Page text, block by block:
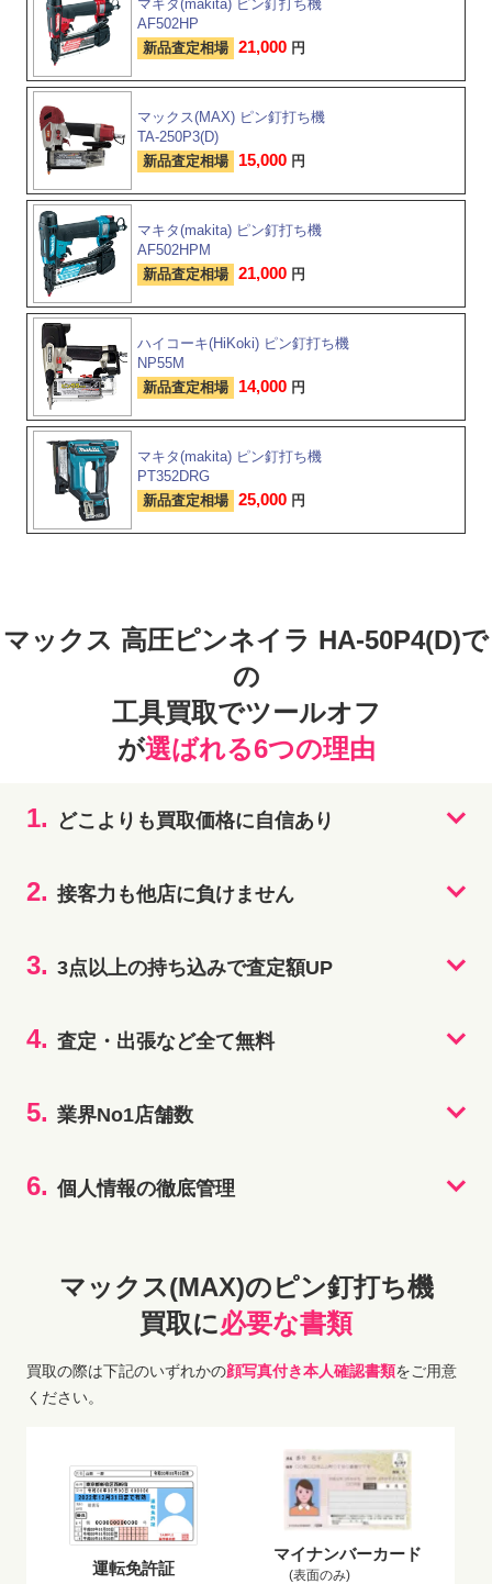
マキタ(makita) ピン釘打ち機
AF502HP
新品査定相場 21,000 円
マックス(MAX) ピン釘打ち機
TA-250P3(D)
新品査定相場 15,000 円
マキタ(makita) ピン釘打ち機
AF502HPM
新品査定相場 21,000 円
ハイコーキ(HiKoki) ピン釘打ち機
NP55M
新品査定相場 14,000 円
マキタ(makita) ピン釘打ち機
PT352DRG
新品査定相場 25,000 円
マックス 高圧ピンネイラ HA-50P4(D)で
の
工具買取でツールオフ
が選ばれる6つの理由
1. どこよりも買取価格に自信あり
2. 接客力も他店に負けません
3. 3点以上の持ち込みで査定額UP
4. 査定・出張など全て無料
5. 業界No1店舗数
6. 個人情報の徹底管理
マックス(MAX)のピン釘打ち機
買取に必要な書類
買取の際は下記のいずれかの顔写真付き本人確認書類をご用意
ください。
運転免許証
マイナンバーカード
(表面のみ)